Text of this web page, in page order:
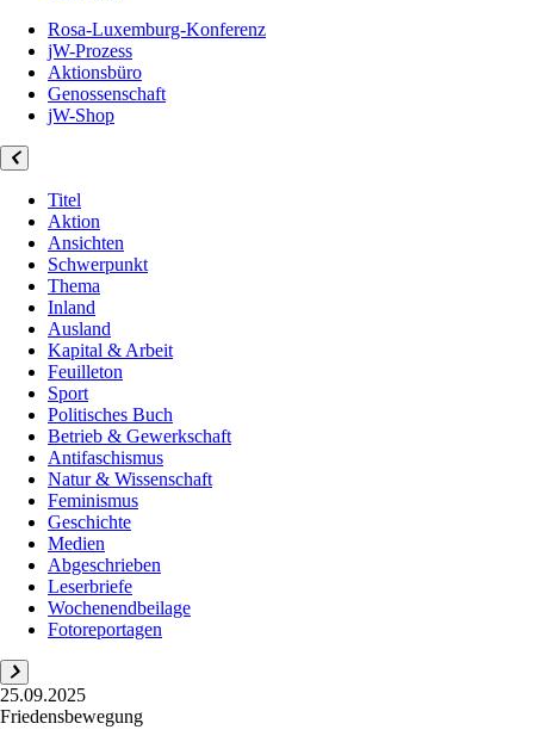
Rosa-Luxemburg-Konferenz
jW-Prozess
Aktionsbüro
Genossenschaft
jW-Shop
Titel
Aktion
Ansichten
Schwerpunkt
Thema
Inland
Ausland
Kapital & Arbeit
Feuilleton
Sport
Politisches Buch
Betrieb & Gewerkschaft
Antifaschismus
Natur & Wissenschaft
Feminismus
Geschichte
Medien
Abgeschrieben
Leserbriefe
Wochenendbeilage
Fotoreportagen
25.09.2025
Friedensbewegung